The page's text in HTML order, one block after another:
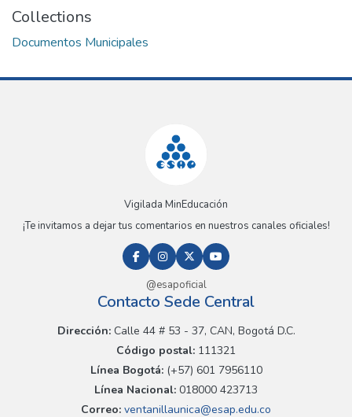
Collections
Documentos Municipales
Vigilada MinEducación
¡Te invitamos a dejar tus comentarios en nuestros canales oficiales!
@esapoficial
Contacto Sede Central
Dirección:Calle 44 # 53 - 37, CAN, Bogotá D.C.
Código postal: 111321
Línea Bogotá:(+57) 601 7956110
Línea Nacional: 018000 423713
Correo: ventanillaunica@esap.edu.co